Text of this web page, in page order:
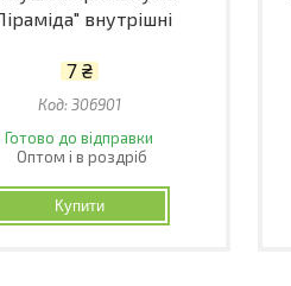
внутрішні
7 ₴
306901
Готово до відправки
Оптом і в роздріб
Купити